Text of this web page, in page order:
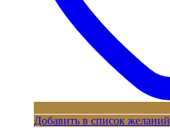
Добавить в список желаний